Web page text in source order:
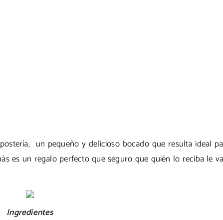
un pequeño y delicioso bocado que resulta ideal
es un regalo perfecto que seguro que quién lo reciba le
Ingredientes